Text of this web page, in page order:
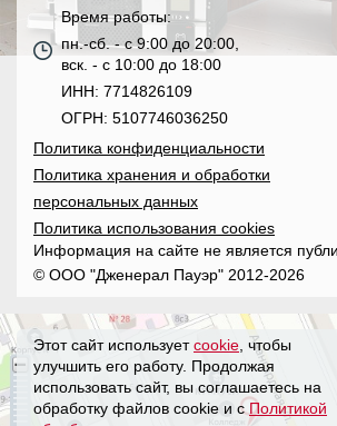
Время работы:
пн.-сб. - с 9:00 до 20:00,
вск. - с 10:00 до 18:00
ИНН: 7714826109
ОГРН: 5107746036250
Политика конфиденциальности
Политика хранения и обработки
персональных данных
Политика использования cookies
Информация на сайте не является
© ООО "Дженерал Пауэр" 2012-2026
Этот сайт используетcookie , чтобы
улучшить его работу. Продолжая
использовать сайт, вы соглашаетесь на
обработку файлов cookie и с Политикой